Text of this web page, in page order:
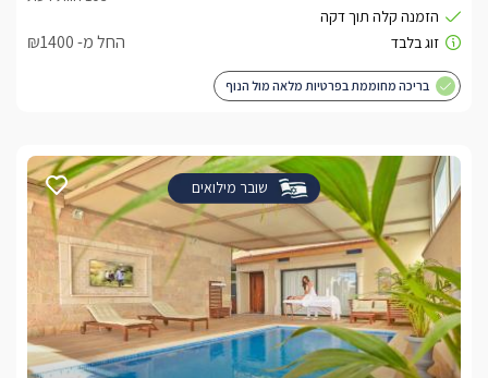
החל מ- ₪1400
בריכה מחוממת בפרטיות מלאה מול הנוף
שובר מילואים